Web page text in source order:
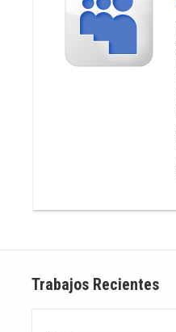
Trabajos Recientes